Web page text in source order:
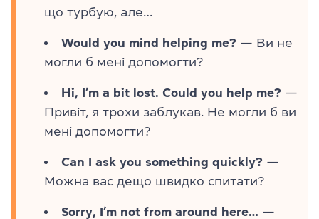
що турбую, але…
Would you mind helping me? — Ви не
могли б мені допомогти?
Hi, I’m a bit lost. Could you help me? —
Привіт, я трохи заблукав. Не могли б ви
мені допомогти?
Can I ask you something quickly? —
Можна вас дещо швидко спитати?
Sorry, I’m not from around here… —